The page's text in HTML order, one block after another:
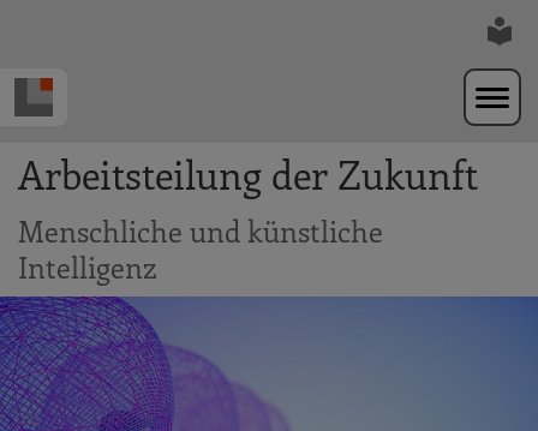
Arbeitsteilung der Zukunft
Menschliche und künstliche
Intelligenz